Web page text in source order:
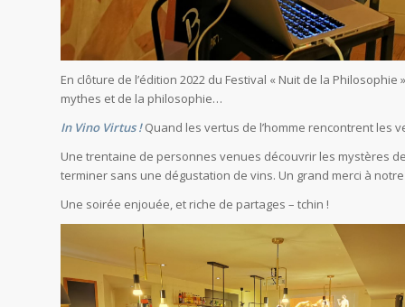
En clôture de l’édition 2022 du Festival « Nuit de la
mythes et de la philosophie…
In Vino Virtus !Quand les vertus de l’homme rencontrent les
Une trentaine de personnes venues découvrir les mystères
terminer sans une dégustation de vins. Un grand merci à
Une soirée enjouée, et riche de partages – tchin !